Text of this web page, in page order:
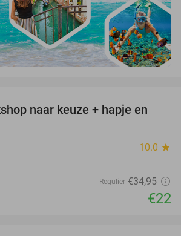
37%
naar keuze + hapje en
10.0 star
Regulier €34,95
€22